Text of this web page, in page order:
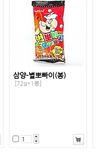
삼양-별뽀빠이(봉)
[72g*1봉]